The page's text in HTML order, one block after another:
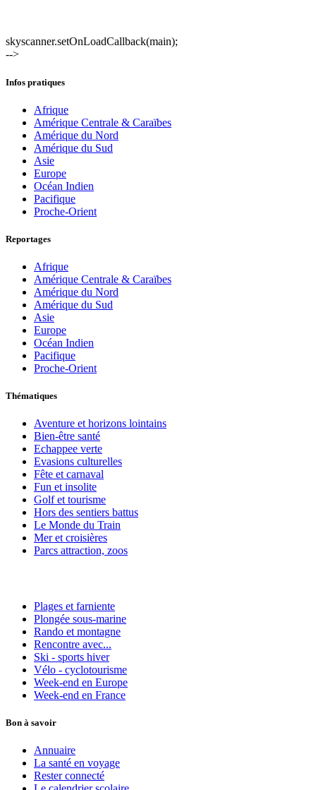
skyscanner.setOnLoadCallback(main);
-->
Infos pratiques
Afrique
Amérique Centrale & Caraïbes
Amérique du Nord
Amérique du Sud
Asie
Europe
Océan Indien
Pacifique
Proche-Orient
Reportages
Afrique
Amérique Centrale & Caraïbes
Amérique du Nord
Amérique du Sud
Asie
Europe
Océan Indien
Pacifique
Proche-Orient
Thématiques
Aventure et horizons lointains
Bien-être santé
Echappee verte
Evasions culturelles
Fête et carnaval
Fun et insolite
Golf et tourisme
Hors des sentiers battus
Le Monde du Train
Mer et croisières
Parcs attraction, zoos
Plages et farniente
Plongée sous-marine
Rando et montagne
Rencontre avec...
Ski - sports hiver
Vélo - cyclotourisme
Week-end en Europe
Week-end en France
Bon à savoir
Annuaire
La santé en voyage
Rester connecté